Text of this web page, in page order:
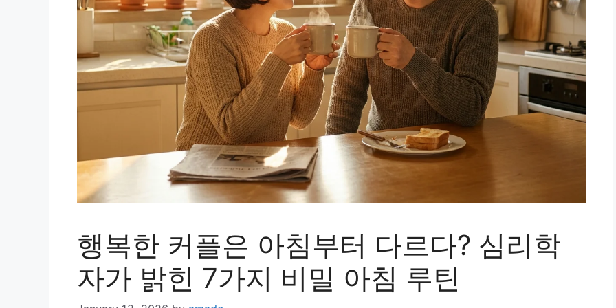
행복한 커플은 아침부터 다르다? 심리학
자가 밝힌 7가지 비밀 아침 루틴